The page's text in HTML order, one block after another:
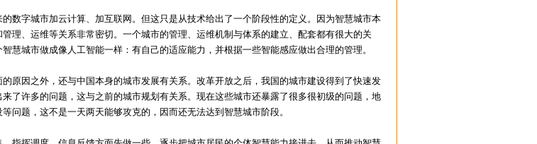
字城市加云计算、加互联网。但这只是从技术给出了一个阶段性的定义。因为智慧城市本
理、运维等关系非常密切。一个城市的管理、运维机制与体系的建立、配套都有很大的关
慧城市做成像人工智能一样：有自己的适应能力，并根据一些智能感应做出合理的管理。
因之外，还与中国本身的城市发展有关系。改革开放之后，我国的城市建设得到了快速发
了许多的问题，这与之前的城市规划有关系。现在这些城市还暴露了很多很初级的问题，地
问题，这不是一天两天能够攻克的，因而还无法达到智慧城市阶段。